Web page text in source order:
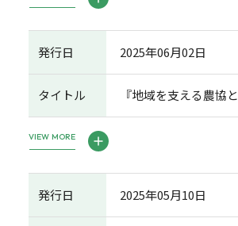
発行日 2025年06月02日
タイトル 『地域を支える農協
VIEW MORE
発行日 2025年05月10日